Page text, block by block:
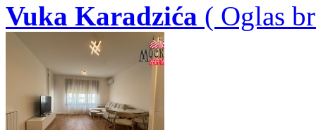
Vuka Karadzića ( Oglas